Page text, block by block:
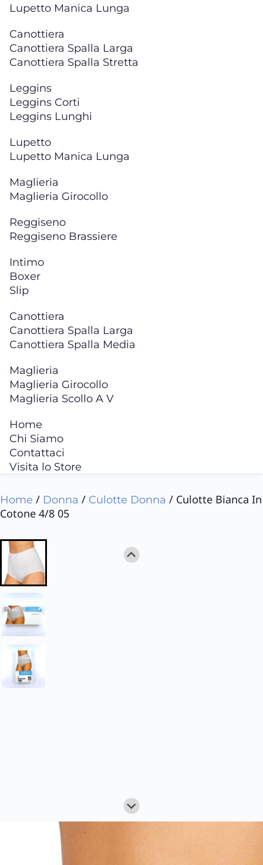
Lupetto Manica Lunga
Canottiera
Canottiera Spalla Larga
Canottiera Spalla Stretta
Leggins
Leggins Corti
Leggins Lunghi
Lupetto
Lupetto Manica Lunga
Maglieria
Maglieria Girocollo
Reggiseno
Reggiseno Brassiere
Intimo
Boxer
Slip
Canottiera
Canottiera Spalla Larga
Canottiera Spalla Media
Maglieria
Maglieria Girocollo
Maglieria Scollo A V
Home
Chi Siamo
Contattaci
Visita lo Store
Home / Donna / Culotte Donna / Culotte Bianca In
Cotone 4/8 05